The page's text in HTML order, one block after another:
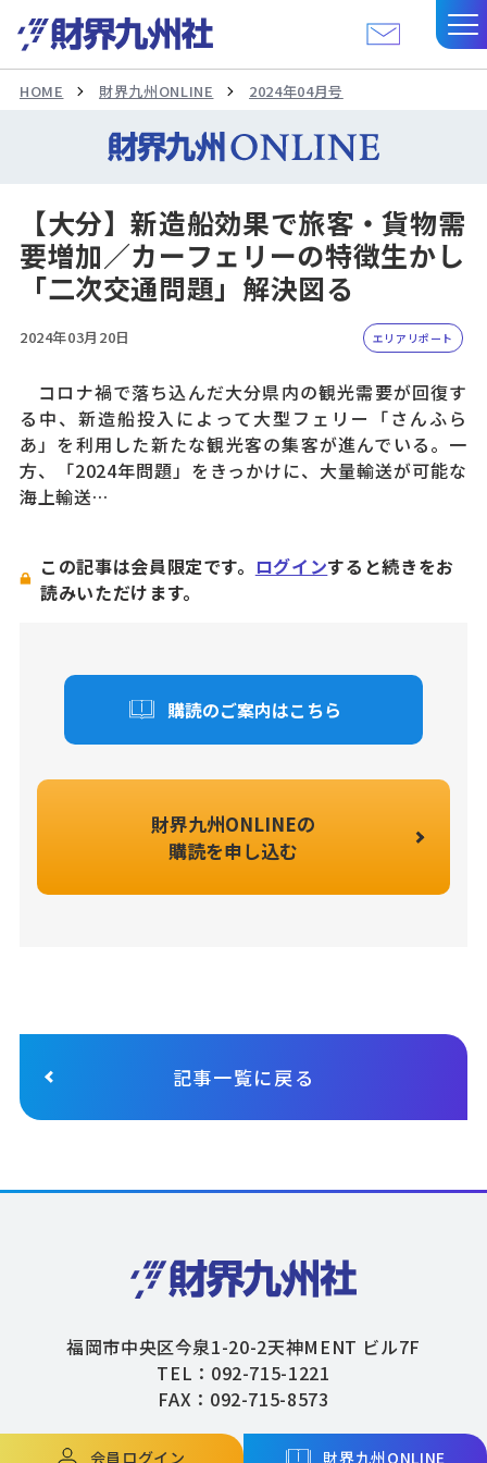
HOME 財界九州ONLINE 2024年04月号
【大分】新造船効果で旅客・貨物需
要増加／カーフェリーの特徴生かし
「二次交通問題」解決図る
2024年03月20日 エリアリポート
コロナ禍で落ち込んだ大分県内の観光需要が回復す
る中、新造船投入によって大型フェリー「さんふら
あ」を利用した新たな観光客の集客が進んでいる。一
方、「2024年問題」をきっかけに、大量輸送が可能な
海上輸送…
この記事は会員限定です。 ログインすると続きをお
読みいただけます。
購読のご案内はこちら
財界九州ONLINEの
購読を申し込む
記事一覧に戻る
会員ログイン 財界九州ONLINE
福岡市中央区今泉1-20-2天神MENT ビル7F
TEL：092-715-1221
FAX：092-715-8573